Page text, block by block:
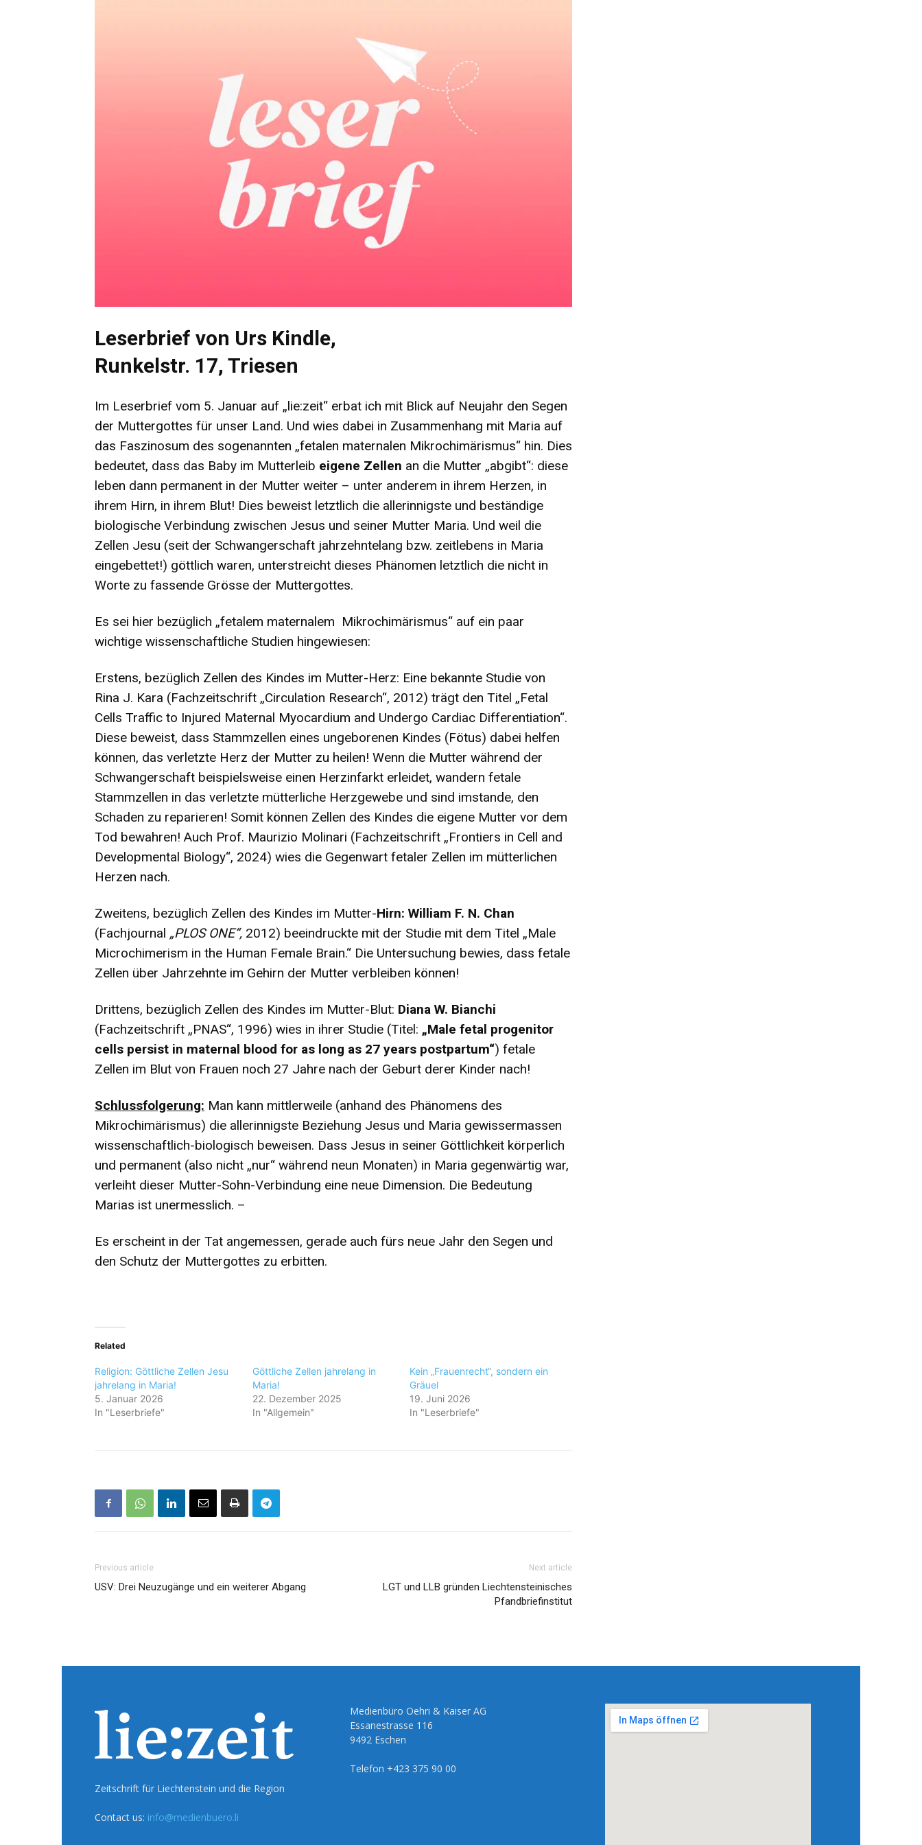
Leserbrief von Urs Kindle,
Runkelstr. 17, Triesen
Im Leserbrief vom 5. Januar auf „lie:zeit“ erbat ich mit Blick auf Neujahr den Segen
der Muttergottes für unser Land. Und wies dabei in Zusammenhang mit Maria auf
das Faszinosum des sogenannten „fetalen maternalen Mikrochimärismus“ hin. Dies
bedeutet, dass das Baby im Mutterleib eigene Zellen an die Mutter „abgibt“: diese
leben dann permanent in der Mutter weiter – unter anderem in ihrem Herzen, in
ihrem Hirn, in ihrem Blut! Dies beweist letztlich die allerinnigste und beständige
biologische Verbindung zwischen Jesus und seiner Mutter Maria. Und weil die
Zellen Jesu (seit der Schwangerschaft jahrzehntelang bzw. zeitlebens in Maria
eingebettet!) göttlich waren, unterstreicht dieses Phänomen letztlich die nicht in
Worte zu fassende Grösse der Muttergottes.
Es sei hier bezüglich „fetalem maternalem Mikrochimärismus“ auf ein paar
wichtige wissenschaftliche Studien hingewiesen:
Erstens, bezüglich Zellen des Kindes im Mutter-Herz: Eine bekannte Studie von
Rina J. Kara (Fachzeitschrift „Circulation Research“, 2012) trägt den Titel „Fetal
Cells Traffic to Injured Maternal Myocardium and Undergo Cardiac Differentiation“.
Diese beweist, dass Stammzellen eines ungeborenen Kindes (Fötus) dabei helfen
können, das verletzte Herz der Mutter zu heilen! Wenn die Mutter während der
Schwangerschaft beispielsweise einen Herzinfarkt erleidet, wandern fetale
Stammzellen in das verletzte mütterliche Herzgewebe und sind imstande, den
Schaden zu reparieren! Somit können Zellen des Kindes die eigene Mutter vor dem
Tod bewahren! Auch Prof. Maurizio Molinari (Fachzeitschrift „Frontiers in Cell and
Developmental Biology“, 2024) wies die Gegenwart fetaler Zellen im mütterlichen
Herzen nach.
Zweitens, bezüglich Zellen des Kindes im Mutter-Hirn: William F. N. Chan
(Fachjournal „PLOS ONE“, 2012) beeindruckte mit der Studie mit dem Titel „Male
Microchimerism in the Human Female Brain.“ Die Untersuchung bewies, dass fetale
Zellen über Jahrzehnte im Gehirn der Mutter verbleiben können!
Drittens, bezüglich Zellen des Kindes im Mutter-Blut: Diana W. Bianchi
(Fachzeitschrift „PNAS“, 1996) wies in ihrer Studie (Titel: „Male fetal progenitor
cells persist in maternal blood for as long as 27 years postpartum“) fetale
Zellen im Blut von Frauen noch 27 Jahre nach der Geburt derer Kinder nach!
Schlussfolgerung: Man kann mittlerweile (anhand des Phänomens des
Mikrochimärismus) die allerinnigste Beziehung Jesus und Maria gewissermassen
wissenschaftlich-biologisch beweisen. Dass Jesus in seiner Göttlichkeit körperlich
und permanent (also nicht „nur“ während neun Monaten) in Maria gegenwärtig war,
verleiht dieser Mutter-Sohn-Verbindung eine neue Dimension. Die Bedeutung
Marias ist unermesslich. –
Es erscheint in der Tat angemessen, gerade auch fürs neue Jahr den Segen und
den Schutz der Muttergottes zu erbitten.
Related
Religion: Göttliche Zellen Jesu
jahrelang in Maria!
5. Januar 2026
In "Leserbriefe"
Göttliche Zellen jahrelang in
Maria!
22. Dezember 2025
In "Allgemein"
Kein „Frauenrecht“, sondern ein
Gräuel
19. Juni 2026
In "Leserbriefe"
Previous article
USV: Drei Neuzugänge und ein weiterer Abgang
Next article
LGT und LLB gründen Liechtensteinisches
Pfandbriefinstitut
Zeitschrift für Liechtenstein und die Region
Contact us: info@medienbuero.li
Medienbüro Oehri & Kaiser AG
Essanestrasse 116
9492 Eschen
Telefon +423 375 90 00